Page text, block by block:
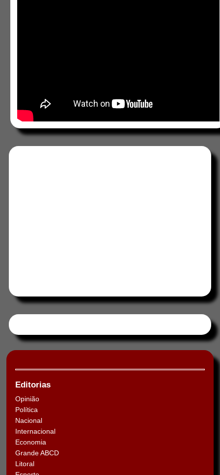
Editorias
Opinião
Política
Nacional
Internacional
Economia
Grande ABCD
Litoral